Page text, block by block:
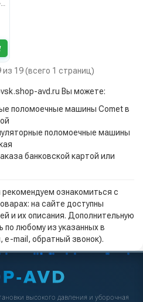
из 19 (всего 1 страниц)
avd.ru Вы можете:
поломоечные машины Comet в
поломоечные машины
банковской картой или
ознакомиться с
на сайте доступны
и их описания. Дополнительную
любому из указанных в
e-mail, обратный звонок).
высокого давления и уборочная